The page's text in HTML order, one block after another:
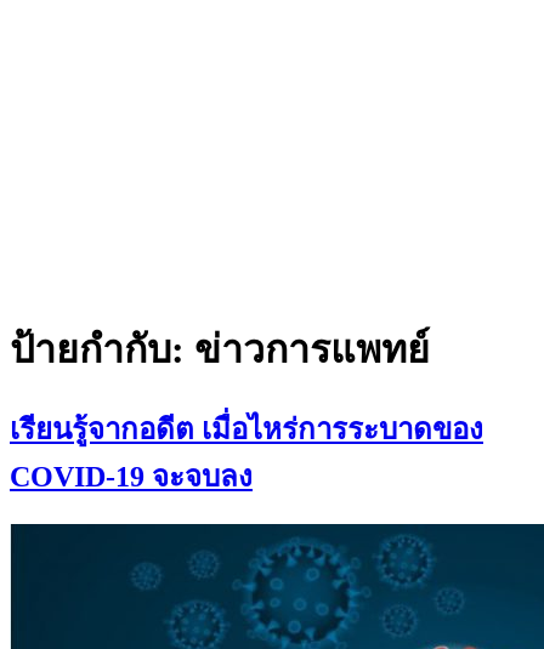
ป้ายกำกับ: ข่าวการแพทย์
เรียนรู้จากอดีต เมื่อไหร่การระบาดของ
COVID-19 จะจบลง